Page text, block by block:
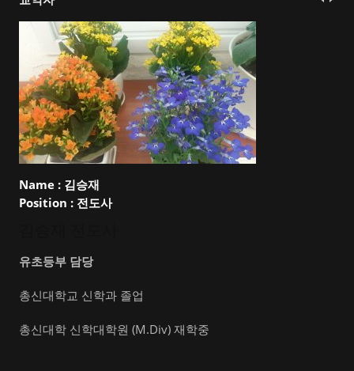
Name : 김승재
Position : 전도사
유초등부 담당
총신대학교 신학과 졸업
총신대학 신학대학원 (M.Div) 재학중